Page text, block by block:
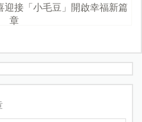
迎接「小毛豆」開啟幸福新篇
章